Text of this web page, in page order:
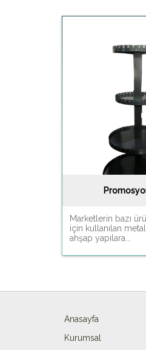
Marketlerin bazı
için kullanılan
ahşap yapılara...
Anasayfa
Kurumsal